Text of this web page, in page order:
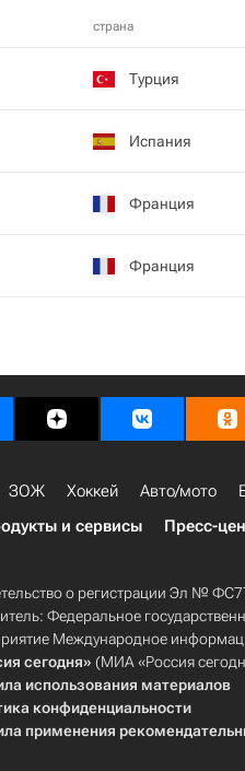
страна
Турция
Испания
Франция
Франция
ЗОЖ Хоккей Авто/мото
и сервисы Пресс-
о регистрации Эл №
Федеральное
Международное
сегодня» (МИА «Россия
использования материалов
конфиденциальности
применения